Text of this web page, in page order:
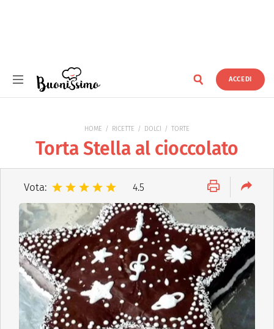
ACCEDI
HOME RICETTE DOLCI TORTE
Torta Stella al cioccolato
Vota: 4.5